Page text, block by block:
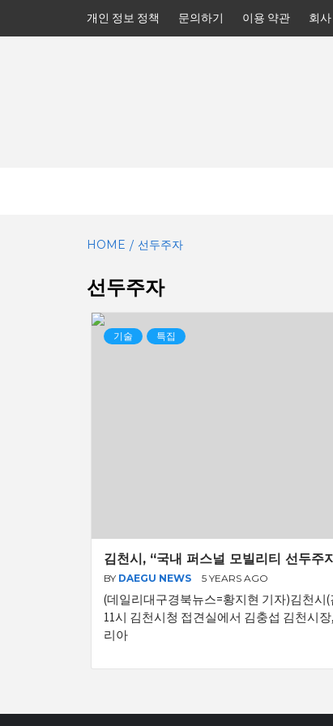
개인 정보 정책 문의하기 이용 약관 회
HOME 선두주자
선두주자
기술 특집
김천시, “국내 퍼스널 모빌리티 선두주
BY DAEGU NEWS 5 YEARS AGO
(데일리대구경북뉴스=황지현 기자)김천시
11시 김천시청 접견실에서 김충섭 김천시
리아